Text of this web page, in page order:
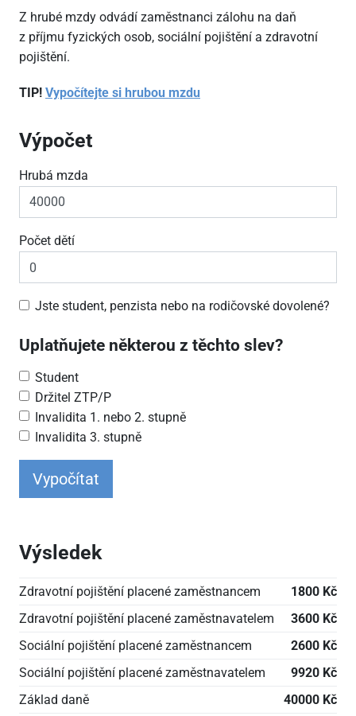
Z hrubé mzdy odvádí zaměstnanci zálohu na daň
z příjmu fyzických osob, sociální pojištění a zdravotní
pojištění.
TIP! Vypočítejte si hrubou mzdu
Výpočet
Hrubá mzda
Počet dětí
Jste student, penzista nebo na rodičovské dovolené?
Uplatňujete některou z těchto slev?
Student
Držitel ZTP/P
Invalidita 1. nebo 2. stupně
Invalidita 3. stupně
Vypočítat
Výsledek
Zdravotní pojištění placené zaměstnancem
1800 Kč
Zdravotní pojištění placené zaměstnavatelem
3600 Kč
Sociální pojištění placené zaměstnancem
2600 Kč
Sociální pojištění placené zaměstnavatelem
9920 Kč
Základ daně
40000 Kč